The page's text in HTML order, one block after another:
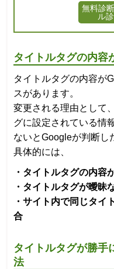
無料診
ル
タイトルタグの内容
タイトルタグの内容が
スがあります。
変更される理由として
グに設定されている情
ないとGoogleが判断し
具体的には、
・タイトルタグの内容
・タイトルタグが曖昧
・サイト内で同じタイ
合
タイトルタグが勝手
法